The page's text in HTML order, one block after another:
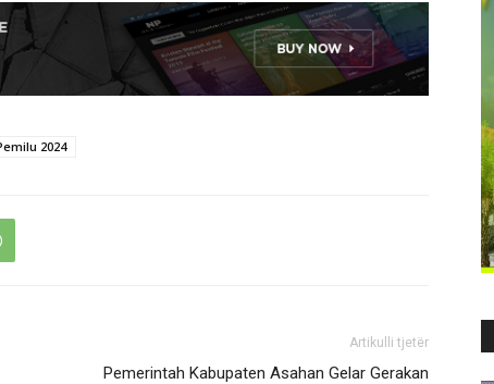
2024
Artikulli tjetër
Pemerintah Kabupaten Asahan Gelar Gerakan